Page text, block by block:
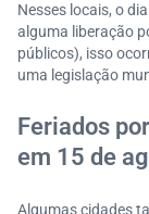
Nesses locais, o
alguma liberação
públicos), isso
uma legislação
Feriados
em 15 de
Algumas cidades